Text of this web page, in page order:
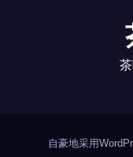
自豪地采用